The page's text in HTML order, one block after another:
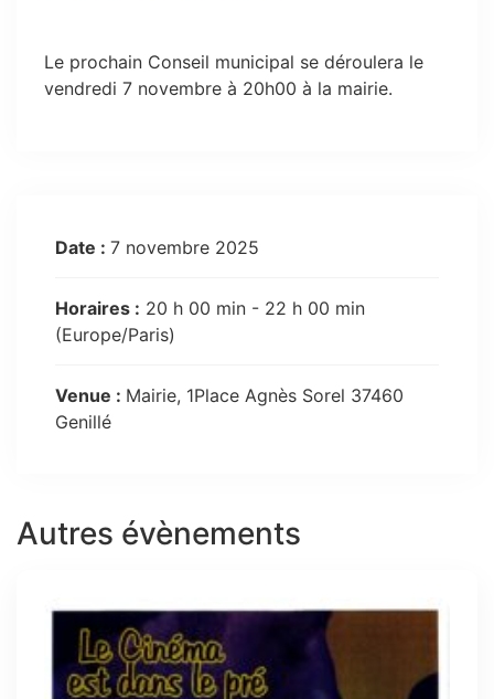
Le prochain Conseil municipal se déroulera le
vendredi 7 novembre à 20h00 à la mairie.
Date : 7 novembre 2025
Horaires : 20 h 00 min - 22 h 00 min
(Europe/Paris)
Venue : Mairie, 1Place Agnès Sorel 37460
Genillé
Autres évènements